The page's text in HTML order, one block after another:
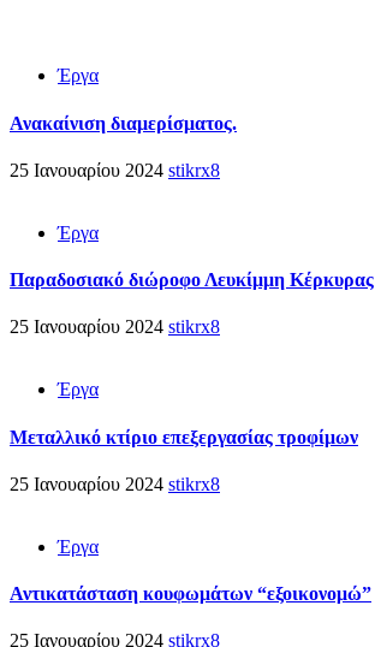
Έργα
Ανακαίνιση διαμερίσματος.
25 Ιανουαρίου 2024 stikrx8
Έργα
Παραδοσιακό διώροφο Λευκίμμη Κέρκυρας
25 Ιανουαρίου 2024 stikrx8
Έργα
Μεταλλικό κτίριο επεξεργασίας τροφίμων
25 Ιανουαρίου 2024 stikrx8
Έργα
Αντικατάσταση κουφωμάτων “εξοικονομώ”
25 Ιανουαρίου 2024 stikrx8